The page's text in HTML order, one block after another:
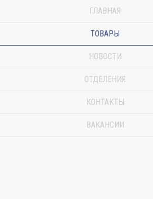
ГЛАВНАЯ
ТОВАРЫ
НОВОСТИ
ОТДЕЛЕНИЯ
КОНТАКТЫ
ВАКАНСИИ